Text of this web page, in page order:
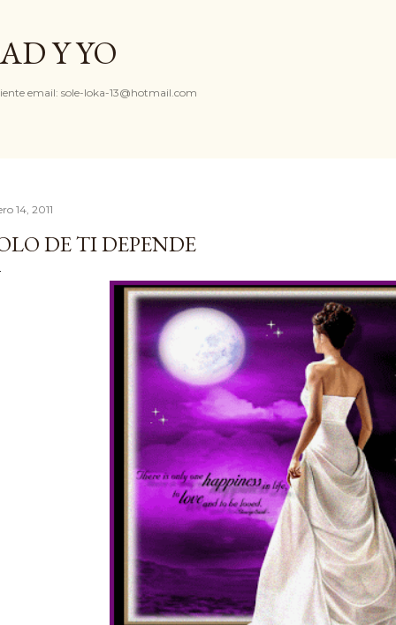
Y YO
email: sole-loka-13@hotmail.com
14, 2011
DE TI DEPENDE